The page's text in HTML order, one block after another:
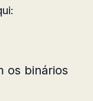
os binários